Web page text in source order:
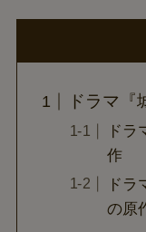
ドラマ『
ド
作
ドラ
の原